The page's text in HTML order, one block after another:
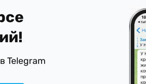
Telegram